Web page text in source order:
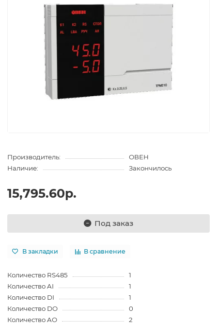
Производитель:
ОВЕН
Наличие:
Закончилось
15,795.60р.
Под заказ
В закладки В сравнение
Количество RS485
1
Количество AI
1
Количество DI
1
Количество DO
0
Количество AO
2